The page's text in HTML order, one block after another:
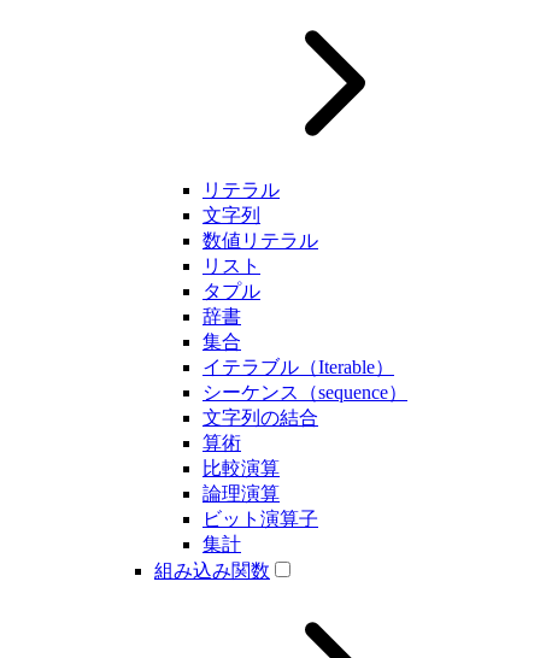
リテラル
文字列
数値リテラル
リスト
タプル
辞書
集合
イテラブル（Iterable）
シーケンス（sequence）
文字列の結合
算術
比較演算
論理演算
ビット演算子
集計
組み込み関数